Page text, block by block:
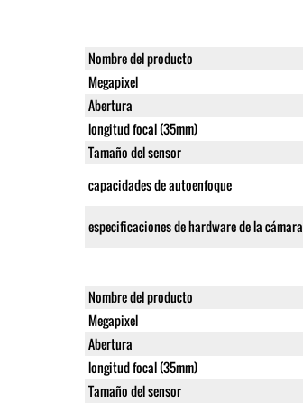
Nombre del producto
Megapixel
Abertura
longitud focal (35mm)
Tamaño del sensor
capacidades de autoenfoque
especificaciones de hardware de la cámara
Nombre del producto
Megapixel
Abertura
longitud focal (35mm)
Tamaño del sensor